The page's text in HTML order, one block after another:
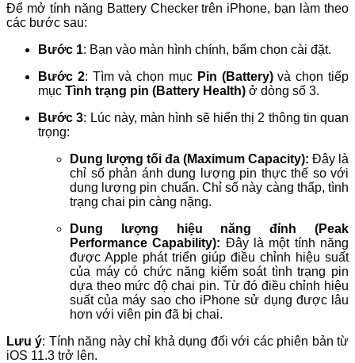
Để mở tính năng Battery Checker trên iPhone, bạn làm theo
các bước sau:
Bước 1: Bạn vào màn hình chính, bấm chọn cài đặt.
Bước 2: Tìm và chọn mục Pin (Battery)và chọn tiếp
mục Tình trạng pin (Battery Health) ở dòng số 3.
Bước 3: Lúc này, màn hình sẽ hiển thị 2 thông tin quan
trọng:
Dung lượng tối đa (Maximum Capacity): Đây là
chỉ số phản ánh dung lượng pin thực thế so với
dung lượng pin chuẩn. Chỉ số này càng thấp, tình
trạng chai pin càng nặng.
Dung lượng hiệu năng đỉnh (Peak
Performance Capability): Đây là một tính năng
được Apple phát triển giúp điều chỉnh hiệu suất
của máy có chức năng kiểm soát tình trạng pin
dựa theo mức độ chai pin. Từ đó điều chỉnh hiệu
suất của máy sao cho iPhone sử dụng được lâu
hơn với viên pin đã bị chai.
Lưu ý: Tính năng này chỉ khả dụng đối với các phiên bản từ
iOS 11.3 trở lên.